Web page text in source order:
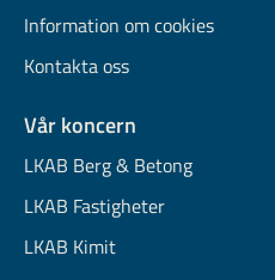
Information om cookies
Kontakta oss
Vår koncern
LKAB Berg & Betong
LKAB Fastigheter
LKAB Kimit